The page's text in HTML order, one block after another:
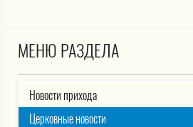
МЕНЮ РАЗДЕЛА
Новости прихода
Церковные новости